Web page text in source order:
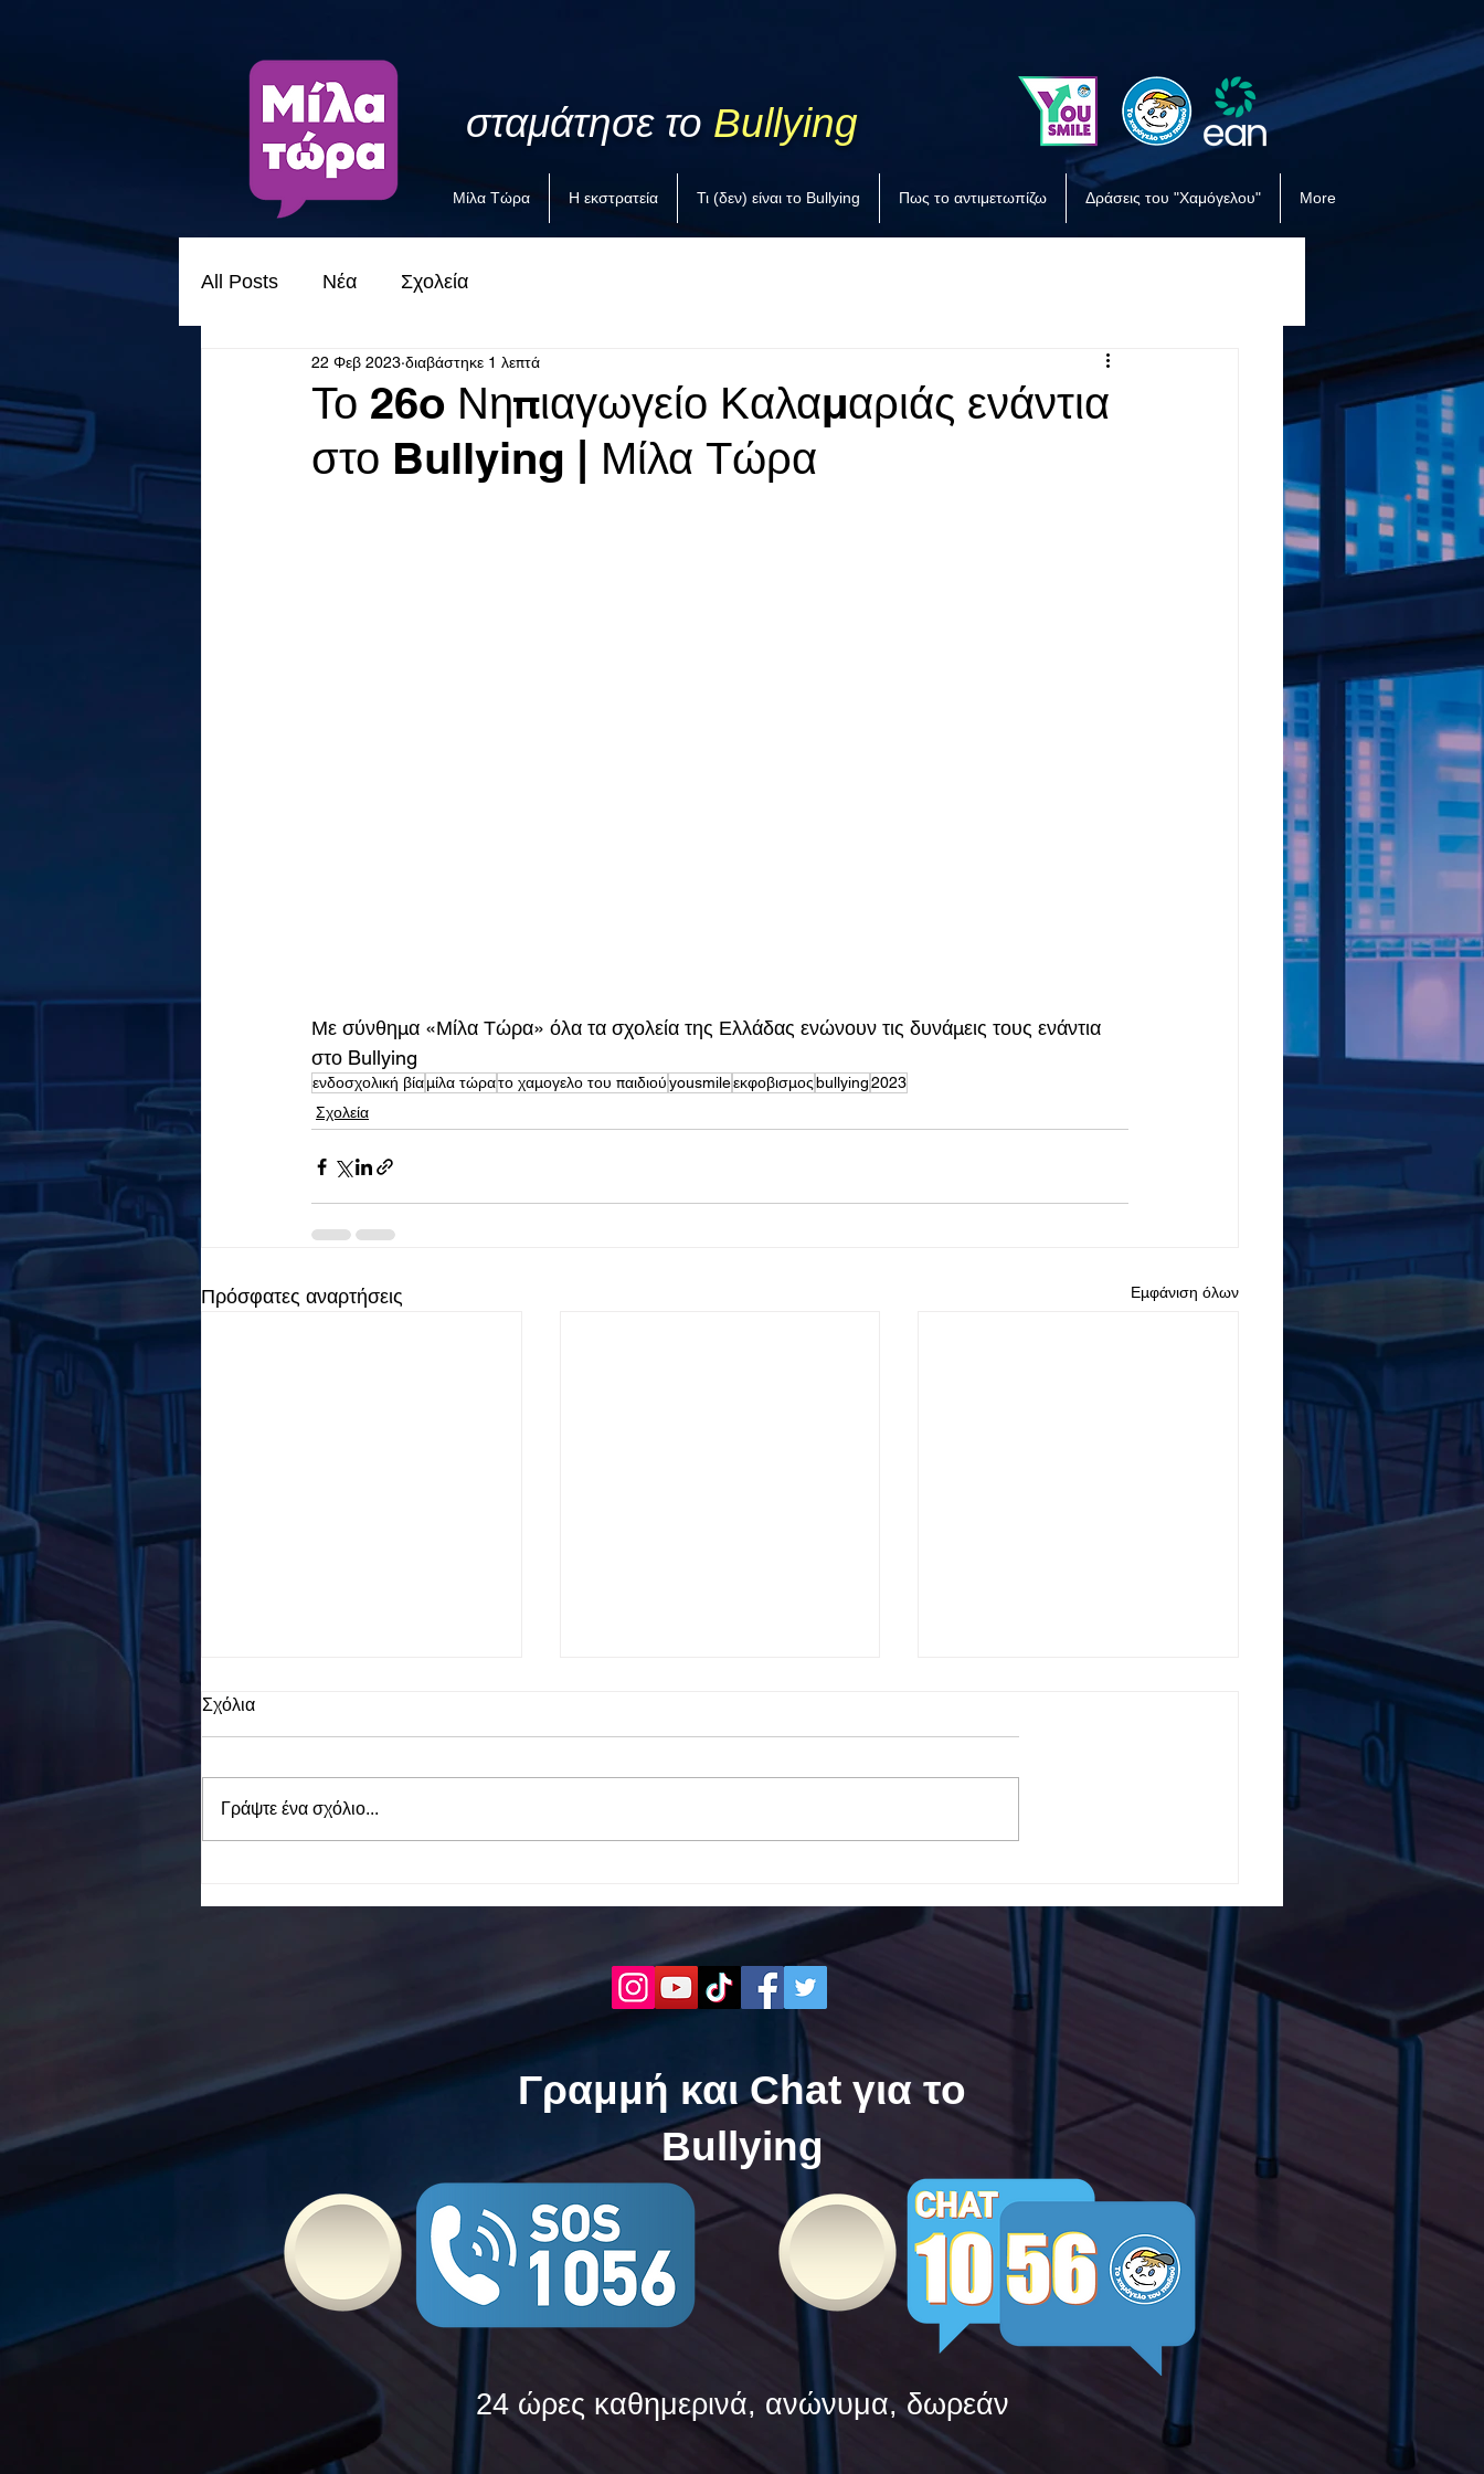
σταμάτησε το Bullying
Μίλα Τώρα Η εκστρατεία Τι (δεν) είναι το Bullying Πως το αντιμετωπίζω Δράσεις του "Χαμόγελου" More
All Posts Νέα Σχολεία
Το 26o Νηπιαγωγείο Καλαμαριάς ενάντια
στο Bullying | Μίλα Τώρα
22 Φεβ 2023 διαβάστηκε 1 λεπτά
Με σύνθημα «Μίλα Τώρα» όλα τα σχολεία της Ελλάδας ενώνουν τις δυνάμεις τους ενάντια
στο Bullying
ενδοσχολική βίαμίλα τώρατο χαμογελο του παιδιούyousmileεκφοβισμοςbullying2023
Σχολεία
Πρόσφατες αναρτήσεις Εμφάνιση όλων
Τώρα. Με σύνθημα "Μίλα
Τώρα" όλα τα σχολεία της
Ελλάδας ενώνουν τις
δυνάμεις τους ενάντια στο
| Μίλα Τώρα. Με σύνθημα
"Μίλα Τώρα" όλα τα σχολεία
της Ελλάδας ενώνουν τις
δυνάμεις τους ενάντια στο
Σχόλια
Γράψτε ένα σχόλιο...
Γραμμή και Chat για το
Bullying
24 ώρες καθημερινά, ανώνυμα, δωρεάν